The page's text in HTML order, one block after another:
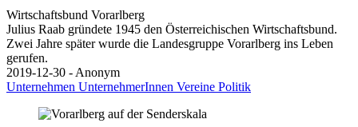
Wirtschaftsbund Vorarlberg
Julius Raab gründete 1945 den Österreichischen Wirtschaftsbund.
Zwei Jahre später wurde die Landesgruppe Vorarlberg ins Leben
gerufen.
2019-12-30 - Anonym
Unternehmen UnternehmerInnen Vereine Politik